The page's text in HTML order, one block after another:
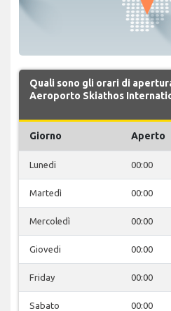
Quali sono gli orari di
Aeroporto Skiathos
Giorno Aperto
Lunedi 00:00
Martedì 00:00
Mercoledì 00:00
Giovedi 00:00
Friday 00:00
Sabato 00:00